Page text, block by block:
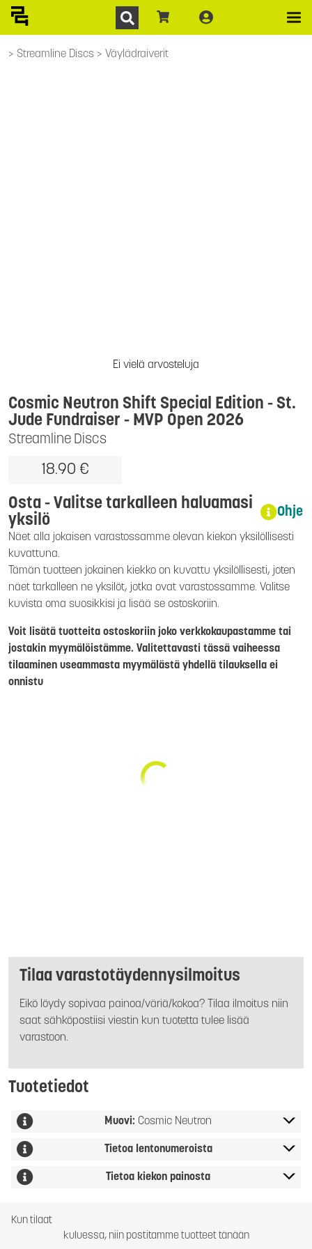
Streamline Discs Väylädraiverit
Ei vielä arvosteluja
Streamline Discs
Cosmic Neutron Shift Special Edition - St.
Jude Fundraiser - MVP Open 2026
18.90 €
Osta - Valitse tarkalleen haluamasi
yksilö
Ohje
Näet alla jokaisen varastossamme olevan kiekon yksilöllisesti
kuvattuna.
Tämän tuotteen jokainen kiekko on kuvattu yksilöllisesti, joten
näet tarkalleen ne yksilöt, jotka ovat varastossamme. Valitse
kuvista oma suosikkisi ja lisää se ostoskoriin.
Voit lisätä tuotteita ostoskoriin joko verkkokaupastamme tai
jostakin myymälöistämme. Valitettavasti tässä vaiheessa
tilaaminen useammasta myymälästä yhdellä tilauksella ei
onnistu
Tilaa varastotäydennysilmoitus
Eikö löydy sopivaa painoa/väriä/kokoa? Tilaa ilmoitus niin
saat sähköpostiisi viestin kun tuotetta tulee lisää
varastoon.
Tuotetiedot
Muovi: Cosmic Neutron
Tietoa lentonumeroista
Tietoa kiekon painosta
Kun tilaat
kuluessa, niin postitamme tuotteet tänään